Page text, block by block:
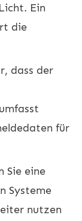
Ein
die
dass der
für
Sie eine
Systeme
nutzen